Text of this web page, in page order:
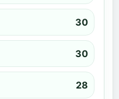
30
30
28